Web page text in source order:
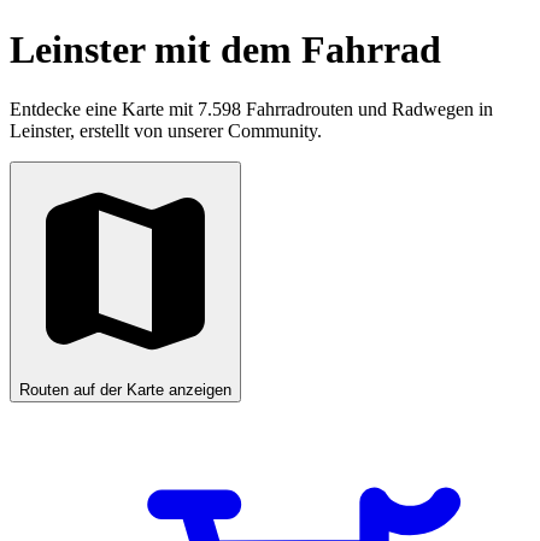
Leinster mit dem Fahrrad
Entdecke eine Karte mit 7.598 Fahrradrouten und Radwegen in
Leinster, erstellt von unserer Community.
Routen auf der Karte anzeigen